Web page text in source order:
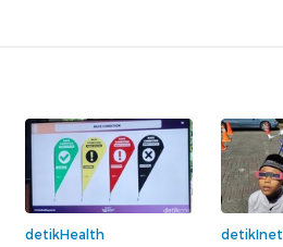
detikHealth detikInet